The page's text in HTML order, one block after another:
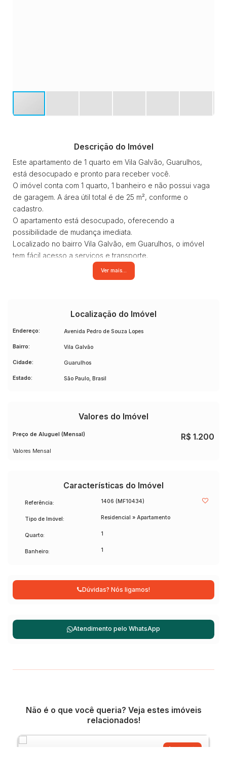
Descrição do Imóvel
Este apartamento de 1 quarto em Vila Galvão, Guarulhos,
está desocupado e pronto para receber você.
O imóvel conta com 1 quarto, 1 banheiro e não possui vaga
de garagem. A área útil total é de 25 m², conforme o
cadastro.
O apartamento está desocupado, oferecendo a
possibilidade de mudança imediata.
Localizado no bairro Vila Galvão, em Guarulhos, o imóvel
tem fácil acesso a serviços e transporte.
Considere esta opção para seu novo lar.
Ver mais...
Localização do Imóvel
Endereço: Avenida Pedro de Souza Lopes
Bairro: Vila Galvão
Cidade: Guarulhos
Estado: São Paulo, Brasil
Valores do Imóvel
R$ 1.200
Preço de Aluguel (Mensal)
Valores Mensal
Características do Imóvel
Referência: 1406 (MF10434)
Tipo de Imóvel: Residencial » Apartamento
Quarto: 1
Banheiro: 1
Dúvidas? Nós ligamos!
Atendimento pelo WhatsApp
Não é o que você queria? Veja estes imóveis
relacionados!
Apartamento